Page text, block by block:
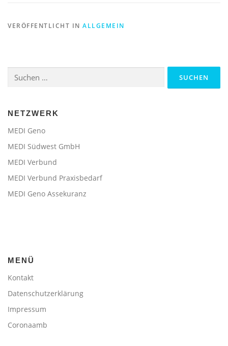
VERÖFFENTLICHT IN ALLGEMEIN
nach:
NETZWERK
MEDI Geno
MEDI Südwest GmbH
MEDI Verbund
MEDI Verbund Praxisbedarf
MEDI Geno Assekuranz
MENÜ
Kontakt
Datenschutzerklärung
Impressum
Coronaamb